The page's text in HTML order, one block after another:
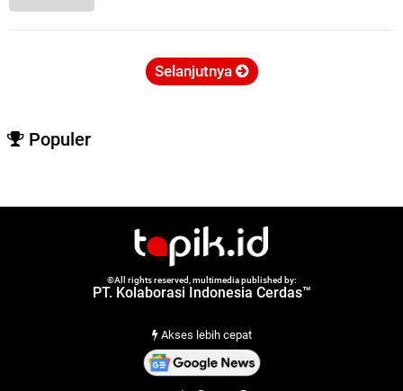
Selanjutnya
Populer
©All rights reserved, multimedia published by:
PT. Kolaborasi Indonesia Cerdas™
Akses lebih cepat